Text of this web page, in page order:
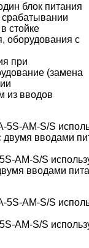
блок питания
стойке
оборудования с
при
(замена
из вводов
AM-S/S
вводами
AM-S/S